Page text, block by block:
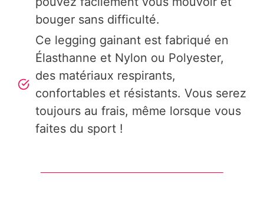
bouger sans difficulté.
Ce legging gainant est fabriqué en
Élasthanne et Nylon ou Polyester,
des matériaux respirants,
confortables et résistants. Vous serez
toujours au frais, même lorsque vous
faites du sport !